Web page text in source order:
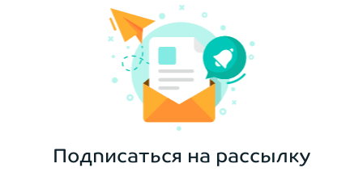
Подписаться на рассылку